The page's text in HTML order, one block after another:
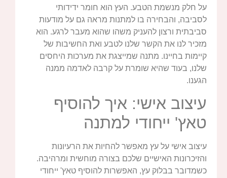
על חלק מנשמת הטבע. העץ הוא חומר ידידותי
לסביבה, והבחירה בו למתנות מראה גם על מודעות
סביבתית ורצון להעניק משהו שהוא מעבר לרגע. הוא
מזכיר לנו את הקשר שלנו לטבע ואת החשיבות של
קיימות בחיינו. מתנה שמייצגת את מערכות היחסים
שלנו, בעוד שהיא שומרת על קרבה לאדמה ממנה
הגענו.
עיצוב אישי: איך להוסיף
טאץ' ייחודי למתנה
עיצוב אישי על עץ מאפשר להחיות את הרעיונות
והזיכרונות האישיים שלכם בצורה מוחשית ומרהיבה.
כשמדובר בבלוק עץ, האפשרות להוסיף טאץ' ייחודי